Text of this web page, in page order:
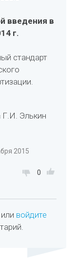
введения в
г.
стандарт
Г.И. Элькин
2015
0
или войдите